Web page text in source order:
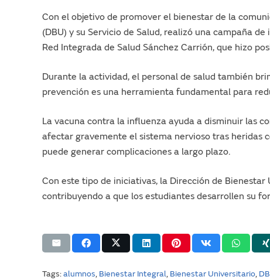
Con el objetivo de promover el bienestar de la
(DBU) y su Servicio de Salud, realizó una campaña
Red Integrada de Salud Sánchez Carrión, que hizo
Durante la actividad, el personal de salud también
prevención es una herramienta fundamental para
La vacuna contra la influenza ayuda a disminuir las
afectar gravemente el sistema nervioso tras heridas
puede generar complicaciones a largo plazo.
Con este tipo de iniciativas, la Dirección de
contribuyendo a que los estudiantes desarrollen su
Tags: alumnos, Bienestar Integral, Bienestar Universitario,